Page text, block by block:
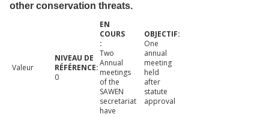
other conservation threats.
Valeur
0
Two
Annual
meetings
of the
SAWEN
secretariat
have
One
annual
meeting
held
after
statute
approval